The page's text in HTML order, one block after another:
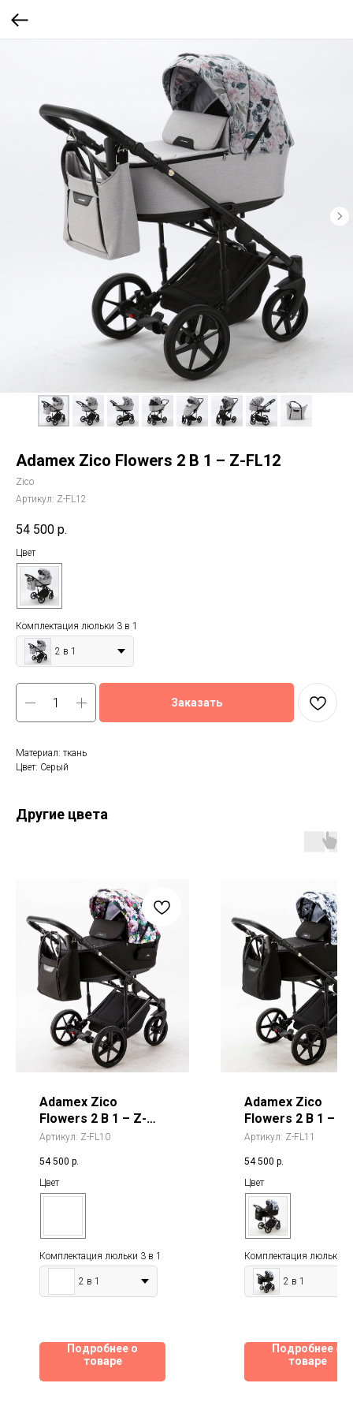
Adamex Zico Flowers 2 В 1 – Z-FL12
Zico
Артикул: Z-FL12
54 500 р.
Цвет
Комплектация люльки 3 в 1
2 в 1
Заказать
Материал: ткань
Цвет: Серый
Другие цвета
Adamex Zico
Flowers 2 В 1 – Z-
FL10
Артикул: Z-FL10
54 500 р.
Цвет
Комплектация люльки 3 в 1
2 в 1
Подробнее о
товаре
Adamex Zico
Flowers 2 В 1 – Z-
FL11
Артикул: Z-FL11
54 500 р.
Цвет
Комплектация люльки 3
2 в 1
Подробнее о
товаре